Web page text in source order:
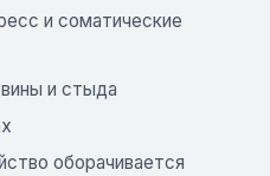
и соматические
и стыда
оборачивается